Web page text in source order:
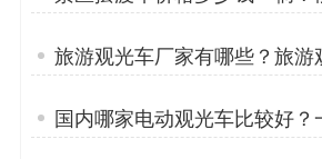
车头好在哪？「专菱」
旅游观光车厂家有哪些？旅游
如何维护「专菱」
国内哪家电动观光车比较好？
你辨别「专菱」